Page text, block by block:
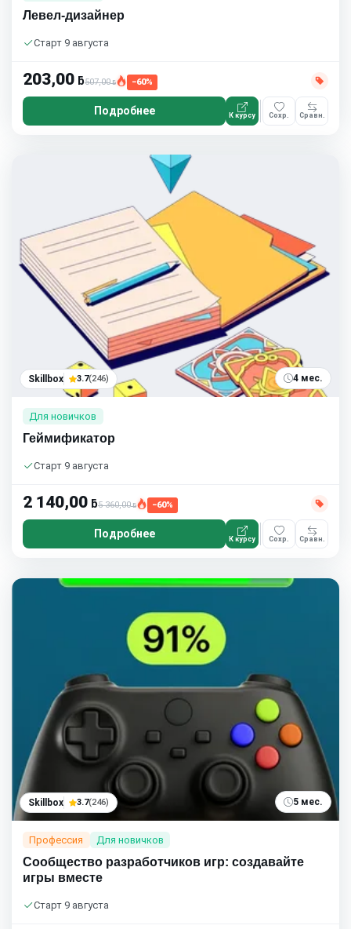
Левел-дизайнер
Старт 9 августа
203,00 ƃ507,00ƃ −60%
Подробнее К курсу Сохр. Сравн.
Skillbox 3.7(246) 4 мес.
Для новичков
Геймификатор
Старт 9 августа
2 140,00 ƃ5 360,00ƃ −60%
Подробнее К курсу Сохр. Сравн.
Skillbox 3.7(246) 5 мес.
Профессия Для новичков
Сообщество разработчиков игр: создавайте
игры вместе
Старт 9 августа